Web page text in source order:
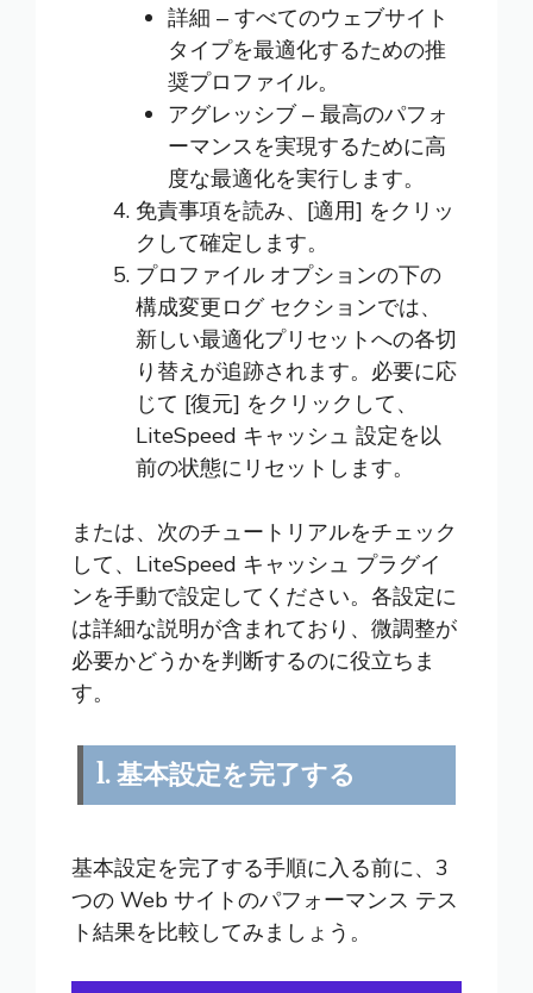
詳細 ‒ すべてのウェブサイト
タイプを最適化するための推
奨プロファイル。
アグレッシブ ‒ 最高のパフォ
ーマンスを実現するために高
度な最適化を実行します。
免責事項を読み、[適用] をクリッ
クして確定します。
プロファイル オプションの下の
構成変更ログ セクションでは、
新しい最適化プリセットへの各切
り替えが追跡されます。必要に応
じて [復元] をクリックして、
LiteSpeed キャッシュ 設定を以
前の状態にリセットします。
または、次のチュートリアルをチェック
して、LiteSpeed キャッシュ プラグイ
ンを手動で設定してください。各設定に
は詳細な説明が含まれており、微調整が
必​​要かどうかを判断するのに役立ちま
す。
1. 基本設定を完了する
基本設定を完了する手順に入る前に、3
つの Web サイトのパフォーマンス テス
ト結果を比較してみましょう。